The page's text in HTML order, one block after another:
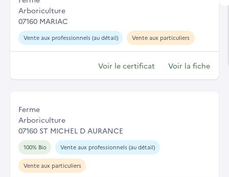
Arboriculture
07160 MARIAC
Vente aux professionnels (au détail) Vente aux particuliers
Voir le certificat Voir la fiche
Ferme
Arboriculture
07160 ST MICHEL D AURANCE
100% Bio Vente aux professionnels (au détail)
Vente aux particuliers